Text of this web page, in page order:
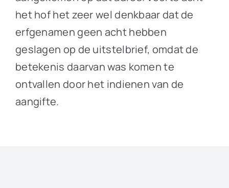
het hof het zeer wel denkbaar dat de
erfgenamen geen acht hebben
geslagen op de uitstelbrief, omdat de
betekenis daarvan was komen te
ontvallen door het indienen van de
aangifte.